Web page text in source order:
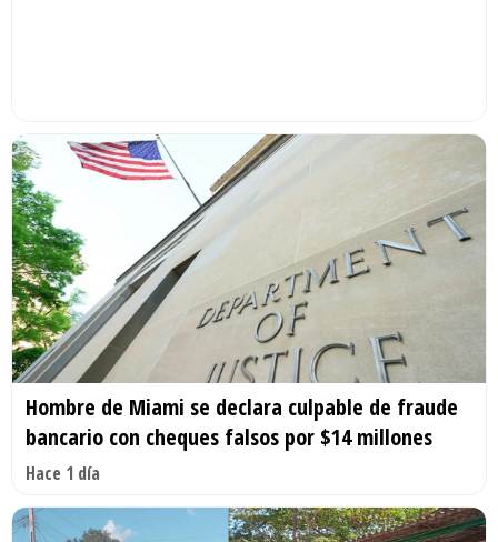
Hombre de Miami se declara culpable de fraude
bancario con cheques falsos por $14 millones
Hace 1 día